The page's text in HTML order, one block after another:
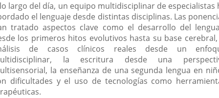
largo del día, un equipo multidisciplinar de especialistas
el lenguaje desde distintas disciplinas. Las
tratado aspectos clave como el desarrollo del
los primeros hitos evolutivos hasta su base
de casos clínicos reales desde un
la escritura desde una
la enseñanza de una segunda lengua en
dificultades y el uso de tecnologías como